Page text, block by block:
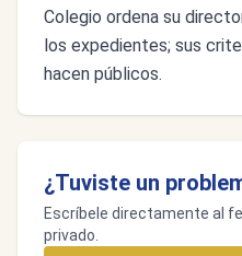
Colegio ordena su
los expedientes; sus
hacen públicos.
¿Tuviste un
Escríbele directamente al
privado.